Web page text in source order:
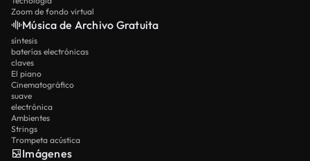
Zoom de fondo virtual
Música de Archivo Gratuita
síntesis
baterías electrónicas
claves
El piano
Cinematográfico
suave
electrónica
Ambientes
Strings
Trompeta acústica
Imágenes